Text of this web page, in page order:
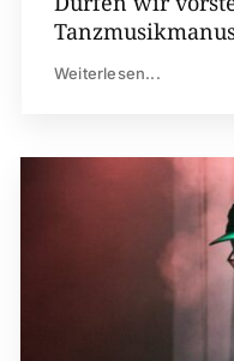
Weiterlesen...